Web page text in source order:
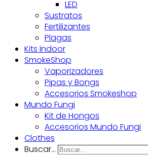
LED
Sustratos
Fertilizantes
Plagas
Kits Indoor
SmokeShop
Vaporizadores
Pipas y Bongs
Accesorios Smokeshop
Mundo Fungi
Kit de Hongos
Accesorios Mundo Fungi
Clothes
Buscar...